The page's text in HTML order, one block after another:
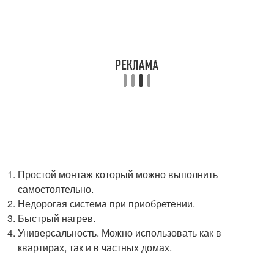
Простой монтаж который можно выполнить
самостоятельно.
Недорогая система при приобретении.
Быстрый нагрев.
Универсальность. Можно использовать как в
квартирах, так и в частных домах.